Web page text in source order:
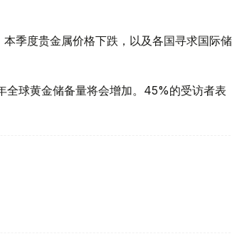
季度贵金属价格下跌，以及各国寻求国际储
球黄金储备量将会增加。45%的受访者表